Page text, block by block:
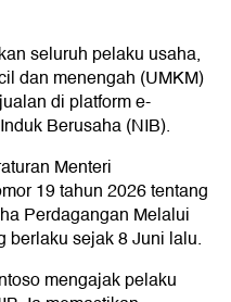
seluruh pelaku usaha,
dan menengah (UMKM)
di platform e-
Berusaha (NIB).
Menteri
19 tahun 2026 tentang
Perdagangan Melalui
berlaku sejak 8 Juni lalu.
mengajak pelaku